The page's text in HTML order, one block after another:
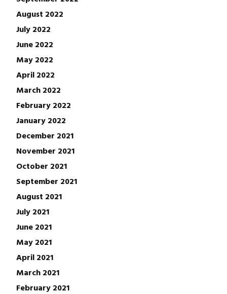
August 2022
July 2022
June 2022
May 2022
April 2022
March 2022
February 2022
January 2022
December 2021
November 2021
October 2021
September 2021
August 2021
July 2021
June 2021
May 2021
April 2021
March 2021
February 2021